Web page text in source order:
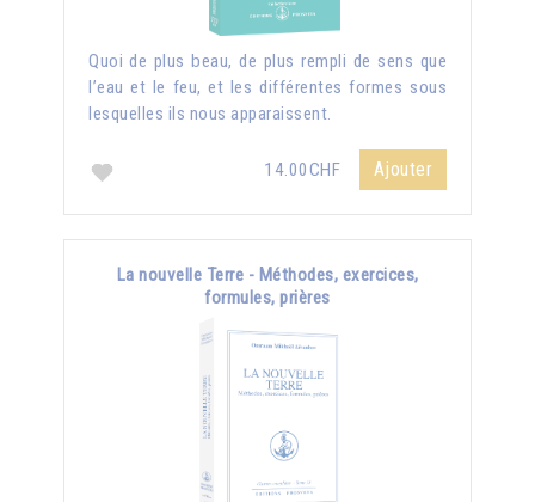
Quoi de plus beau, de plus rempli de sens que
l’eau et le feu, et les différentes formes sous
lesquelles ils nous apparaissent.
14.00CHF Ajouter
La nouvelle Terre - Méthodes, exercices,
formules, prières